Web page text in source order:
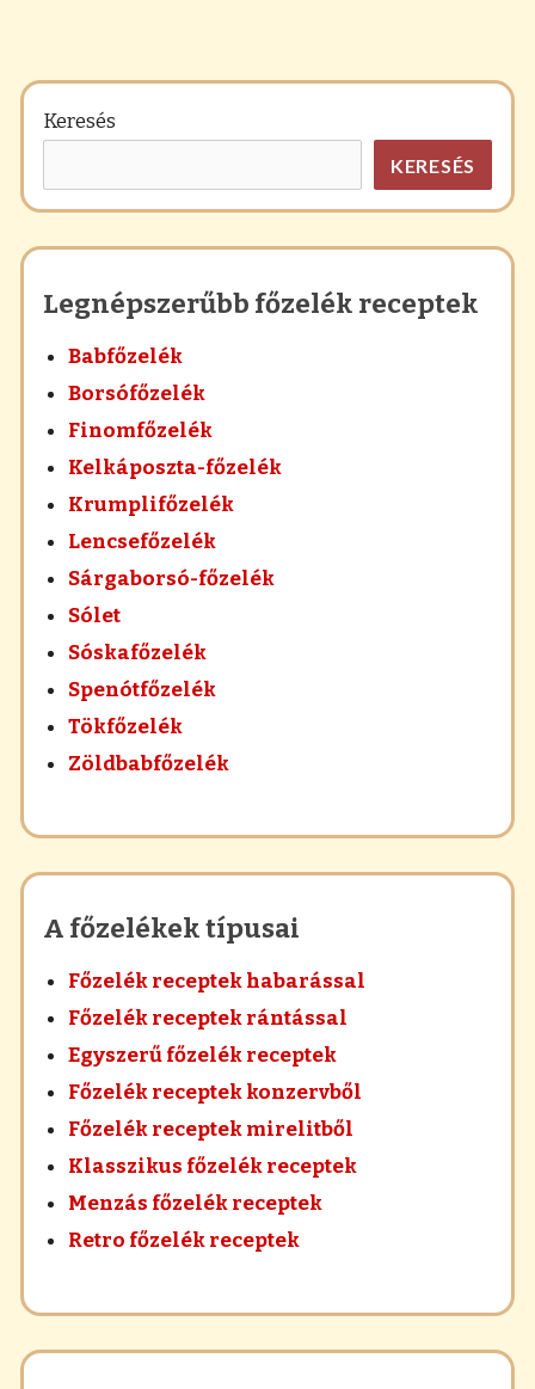
Keresés
KERESÉS
Legnépszerűbb főzelék receptek
Babfőzelék
Borsófőzelék
Finomfőzelék
Kelkáposzta-főzelék
Krumplifőzelék
Lencsefőzelék
Sárgaborsó-főzelék
Sólet
Sóskafőzelék
Spenótfőzelék
Tökfőzelék
Zöldbabfőzelék
A főzelékek típusai
Főzelék receptek habarással
Főzelék receptek rántással
Egyszerű főzelék receptek
Főzelék receptek konzervből
Főzelék receptek mirelitből
Klasszikus főzelék receptek
Menzás főzelék receptek
Retro főzelék receptek